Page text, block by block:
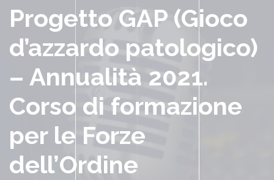
Progetto GAP (Gioco
d’azzardo patologico)
– Annualità 2021.
Corso di formazione
per le Forze
dell’Ordine